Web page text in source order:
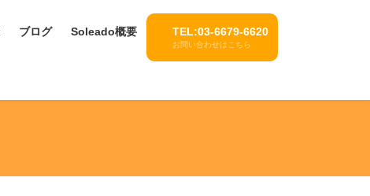
ブログ Soleado概要 TEL:03-6679-6620
お問い合わせはこちら